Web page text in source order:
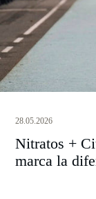
28.05.2026
Nitratos +
marca la